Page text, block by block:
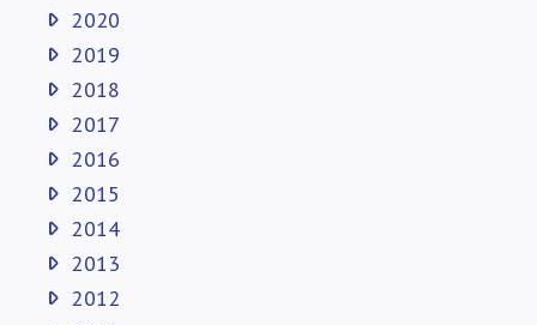
2020
2019
2018
2017
2016
2015
2014
2013
2012